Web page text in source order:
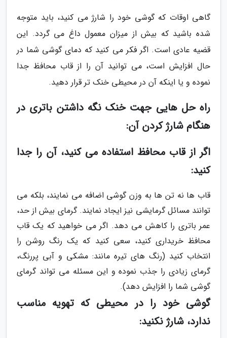
گاهی اوقات که گوشی خود را شارژ می کنید، باید متوجه
شده باشید که بیش از میزان معمول داغ می گردد. این
قضیه عادی است. اگر فکر می کنید که دمای گوشی شما در
حال افزایش است، می توانید آن را از قاب محافظ جدا
نموده و یا اینکه آن در محیطی خنک تر قرار دهید.
راه حل هایی جهت خنک نگه داشتن باتری در
هنگام شارژ کردن آن:
اگر از قاب محافظ استفاده می کنید، آن را جدا
کنید:
قاب ها نه تن ها به وزن گوشی اضافه می نمایند، بلکه می
توانند مسائل گرمایشی نیز ایجاد نمایند. گرمای بیش از حد،
عمر باتری را کاهش می دهد. اگر می خواهید که یک قاب
محافظ خریداری کنید، سعی کنید که یک رنگ روشن را
انتخاب کنید (رنگ های تیره مانند: مشکی و آبی پررنگ،
گرمای زیادی را جذب نموده و این مسئله می تواند گرمای
گوشی شما را افزایش دهد).
گوشی خود را در محیطی که تهویه مناسب
ندارد، شارژ نکنید: